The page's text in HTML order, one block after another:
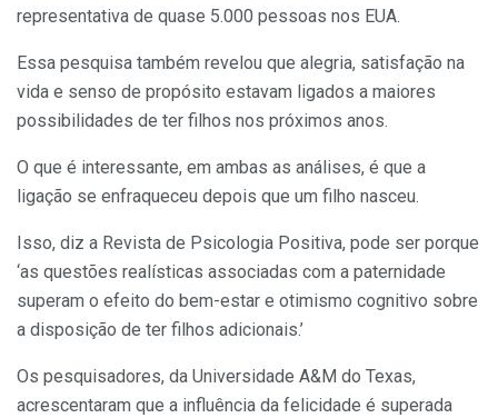
representativa de quase 5.000 pessoas nos EUA.
Essa pesquisa também revelou que alegria, satisfação na
vida e senso de propósito estavam ligados a maiores
possibilidades de ter filhos nos próximos anos.
O que é interessante, em ambas as análises, é que a
ligação se enfraqueceu depois que um filho nasceu.
Isso, diz a Revista de Psicologia Positiva, pode ser porque
‘as questões realísticas associadas com a paternidade
superam o efeito do bem-estar e otimismo cognitivo sobre
a disposição de ter filhos adicionais.’
Os pesquisadores, da Universidade A&M do Texas,
acrescentaram que a influência da felicidade é superada